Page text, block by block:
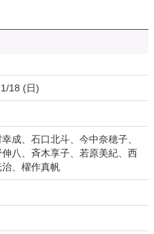
18 (日)
成、石口北斗、今中奈穂子、
八、斉木享子、若原美紀、西
、櫂作真帆